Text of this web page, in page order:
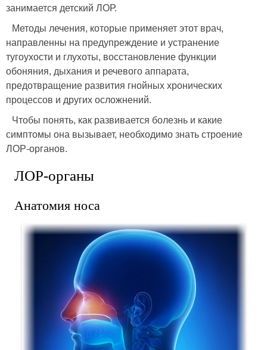
занимается детский ЛОР.
Методы лечения, которые применяет этот врач,
направленны на предупреждение и устранение
тугоухости и глухоты, восстановление функции
обоняния, дыхания и речевого аппарата,
предотвращение развития гнойных хронических
процессов и других осложнений.
Чтобы понять, как развивается болезнь и какие
симптомы она вызывает, необходимо знать строение
ЛОР-органов.
ЛОР-органы
Анатомия носа